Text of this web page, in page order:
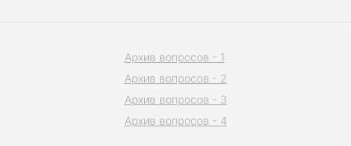
Архив вопросов - 1
Архив вопросов - 2
Архив вопросов - 3
Архив вопросов - 4